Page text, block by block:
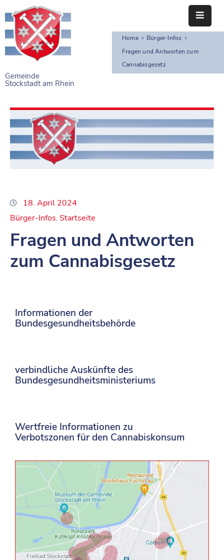
Gemeinde
Stockstadt am Rhein
STARTSEITE
BÜRGERSERVICE
EINRICHTUNGEN
NAHERHOLUNG
FREIZEITEINRICHTUNGEN
Home
Bürger-Infos
Fragen und Antworten zum
Cannabisgesetz
18. April 2024
Bürger-Infos‚ Startseite
Fragen und Antworten
zum Cannabisgesetz
Informationen der
Bundesgesundheitsbehörde
verbindliche Auskünfte des
Bundesgesundheitsministeriums
Wertfreie Informationen zu
Verbotszonen für den Cannabiskonsum